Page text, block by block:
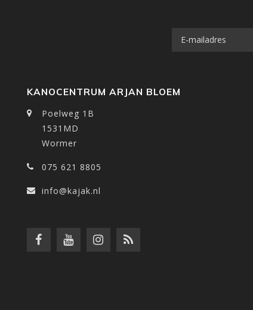
KANOCENTRUM ARJAN BLOEM
Poelweg 1B
1531MD
Wormer
075 621 8805
info@kajak.nl